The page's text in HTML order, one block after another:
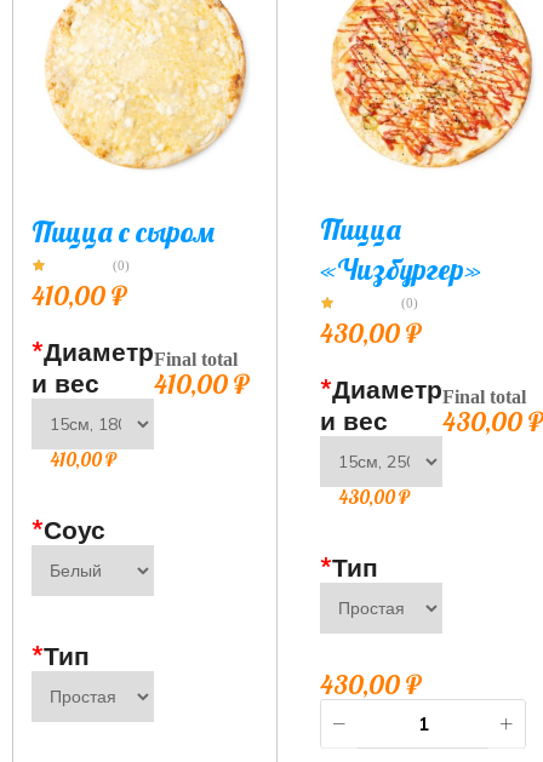
Пицца с сыром
(0)
410,00₽
*Диаметр
и вес
410,00₽
*Соус
*Тип
Final total
410,00₽
Пицца
«Чизбургер»
(0)
430,00₽
*Диаметр
и вес
430,00₽
*Тип
Final total
430,00₽
430,00₽